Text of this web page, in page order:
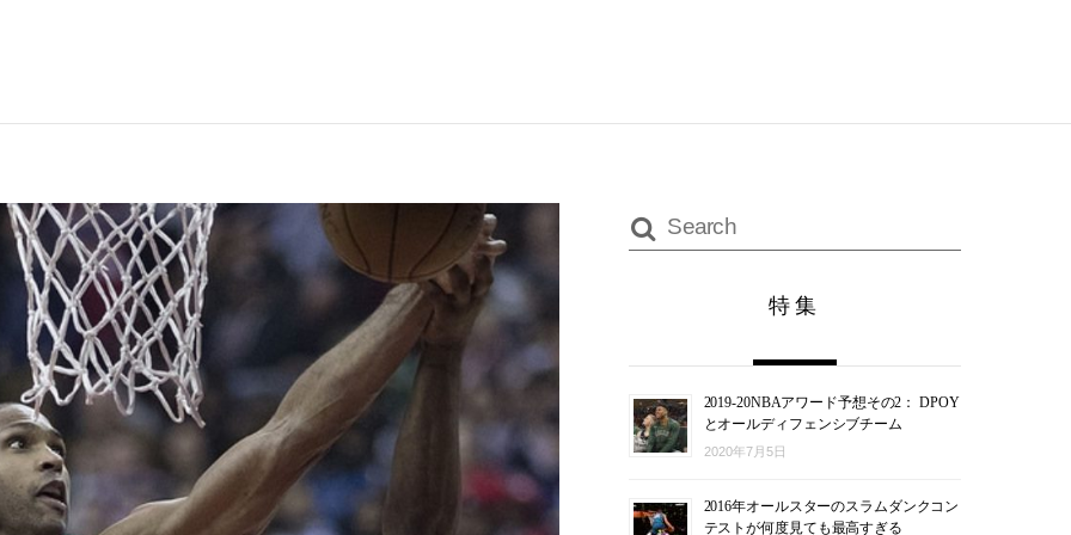
特集
2019-20NBAアワード予想その2： DPOY
とオールディフェンシブチーム
2020年7月5日
2016年オールスターのスラムダンクコン
テストが何度見ても最高すぎる